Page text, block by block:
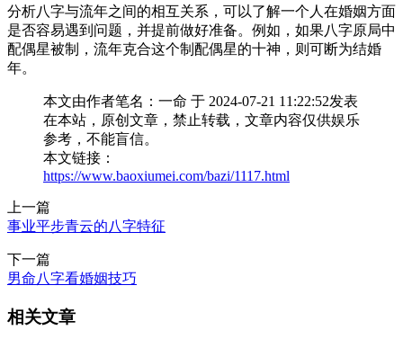
分析八字与流年之间的相互关系，可以了解一个人在婚姻方面
是否容易遇到问题，并提前做好准备。例如，如果八字原局中
配偶星被制，流年克合这个制配偶星的十神，则可断为结婚
年。
本文由作者笔名：一命 于 2024-07-21 11:22:52发表
在本站，原创文章，禁止转载，文章内容仅供娱乐
参考，不能盲信。
本文链接：
https://www.baoxiumei.com/bazi/1117.html
上一篇
事业平步青云的八字特征
下一篇
男命八字看婚姻技巧
相关文章